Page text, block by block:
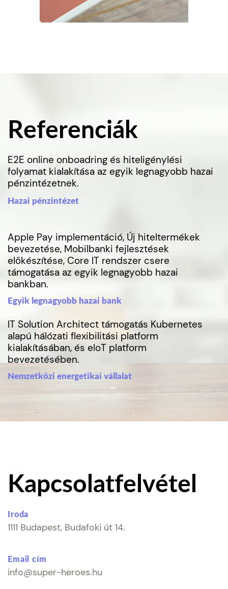
Referenciák
E2E online onboadring és hiteligénylési
folyamat kialakítása az egyik legnagyobb hazai
pénzintézetnek.
Hazai pénzintézet
Apple Pay implementáció, Új hiteltermékek
bevezetése, Mobilbanki fejlesztések
előkészítése, Core IT rendszer csere
támogatása az egyik legnagyobb hazai
bankban.
Egyik legnagyobb hazai bank
IT Solution Architect támogatás Kubernetes
alapú hálózati flexibilitási platform
kialakításában, és eIoT platform
bevezetésében.
Nemzetközi energetikai vállalat
Kapcsolatfelvétel
Iroda
1111 Budapest, Budafoki út 14.
Email cím
info@super-heroes.hu